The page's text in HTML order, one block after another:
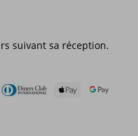
suivant sa réception.